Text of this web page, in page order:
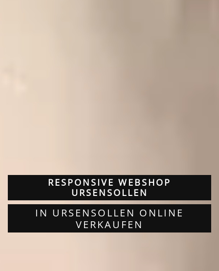
RESPONSIVE WEBSHOP
URSENSOLLEN
IN URSENSOLLEN ONLINE
VERKAUFEN